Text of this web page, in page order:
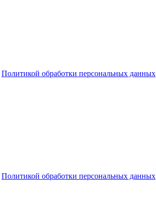
Политикой обработки персональных данных
Политикой обработки персональных данных